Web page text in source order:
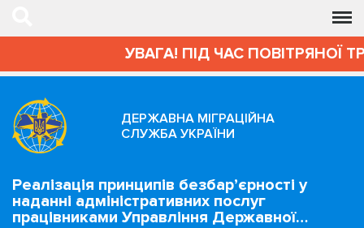
УВАГА! ПІД ЧАС ПОВІТРЯНОЇ
ДЕРЖАВНА МІГРАЦІЙНА
СЛУЖБА УКРАЇНИ
Реалізація принципів безбар’єрності у
наданні адміністративних послуг
працівниками Управління Державної…